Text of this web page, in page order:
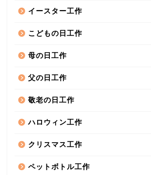
イースター工作
こどもの日工作
母の日工作
父の日工作
敬老の日工作
ハロウィン工作
クリスマス工作
ペットボトル工作